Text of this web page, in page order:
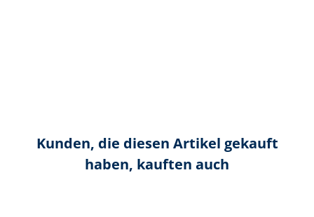
Kunden, die diesen Artikel gekauft
haben, kauften auch